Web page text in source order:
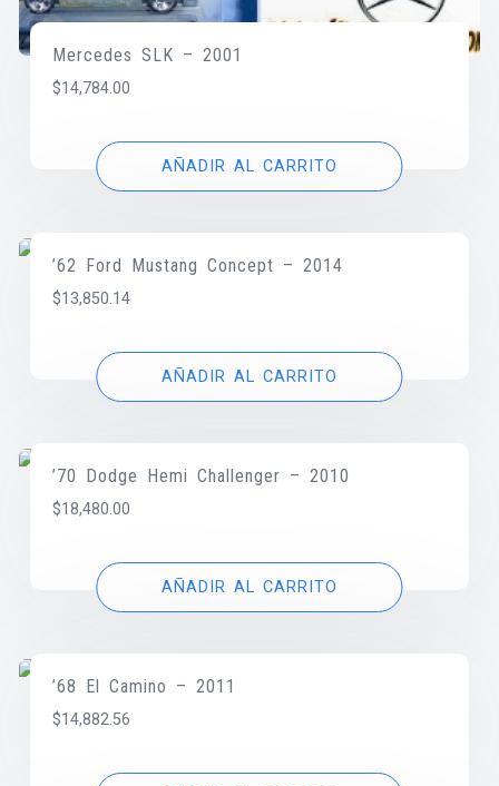
Mercedes SLK – 2001
$14,784.00
AÑADIR AL CARRITO
’62 Ford Mustang Concept – 2014
$13,850.14
AÑADIR AL CARRITO
’70 Dodge Hemi Challenger – 2010
$18,480.00
AÑADIR AL CARRITO
’68 El Camino – 2011
$14,882.56